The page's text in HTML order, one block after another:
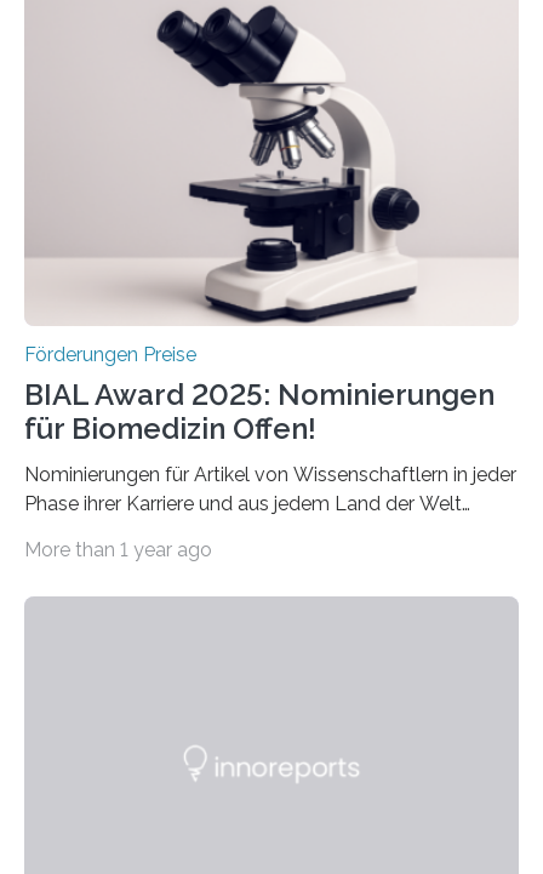
Schlaganfall“ mit Sitz in Würzburg fördert die
Schlaganfallforschung, um die Behandlung der
Betroffenen zu verbessern. Dazu schreibt sie auch in
diesem Jahr wieder deutschlandweit den Hentschel-
Preis aus. Er richtet sich gezielt an jüngere
Forscherinnen und Forscher unter 40 Jahren. Geehrt
werden soll eine herausragende Doktorarbeit oder eine
hochrangige wissenschaftliche Publikation zum Thema
Förderungen Preise
BIAL Award 2025: Nominierungen
für Biomedizin Offen!
Nominierungen für Artikel von Wissenschaftlern in jeder
Phase ihrer Karriere und aus jedem Land der Welt
Leben gerufen, um die bemerkenswertesten
Foundation, des BIAL Award in Biomedicine ist in
More than 1 year ago